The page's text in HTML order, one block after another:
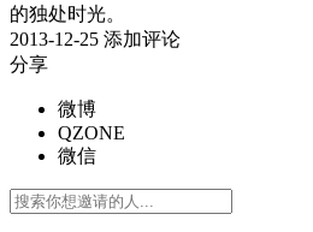
的独处时光。
2013-12-25 添加评论
分享
微博
QZONE
微信